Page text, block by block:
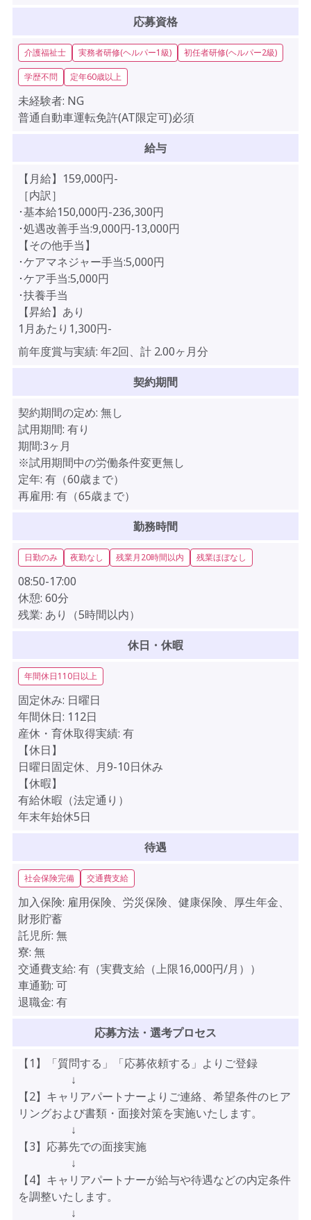
応募資格
介護福祉士 実務者研修(ヘルパー1級) 初任者研修(ヘルパー2級)
学歴不問 定年60歳以上
未経験者: NG
普通自動車運転免許(AT限定可)必須
給与
【月給】159,000円-
［内訳］
･基本給150,000円-236,300円
･処遇改善手当:9,000円‐13,000円
【その他手当】
･ケアマネジャー手当:5,000円
･ケア手当:5,000円
･扶養手当
【昇給】あり
1月あたり1,300円-
前年度賞与実績: 年2回、計 2.00ヶ月分
契約期間
契約期間の定め: 無し
試用期間: 有り
期間:3ヶ月
※試用期間中の労働条件変更無し
定年: 有（60歳まで）
再雇用: 有（65歳まで）
勤務時間
日勤のみ 夜勤なし 残業月20時間以内 残業ほぼなし
08:50-17:00
休憩: 60分
残業: あり（5時間以内）
休日・休暇
年間休日110日以上
固定休み: 日曜日
年間休日: 112日
産休・育休取得実績: 有
【休日】
日曜日固定休、月9-10日休み
【休暇】
有給休暇（法定通り）
年末年始休5日
待遇
社会保険完備 交通費支給
加入保険: 雇用保険、労災保険、健康保険、厚生年金、
財形貯蓄
託児所: 無
寮: 無
交通費支給: 有（実費支給（上限16,000円/月））
車通勤: 可
退職金: 有
応募方法・選考プロセス
【1】「質問する」「応募依頼する」よりご登録
↓
【2】キャリアパートナーよりご連絡、希望条件のヒア
リングおよび書類・面接対策を実施いたします。
↓
【3】応募先での面接実施
↓
【4】キャリアパートナーが給与や待遇などの内定条件
を調整いたします。
↓